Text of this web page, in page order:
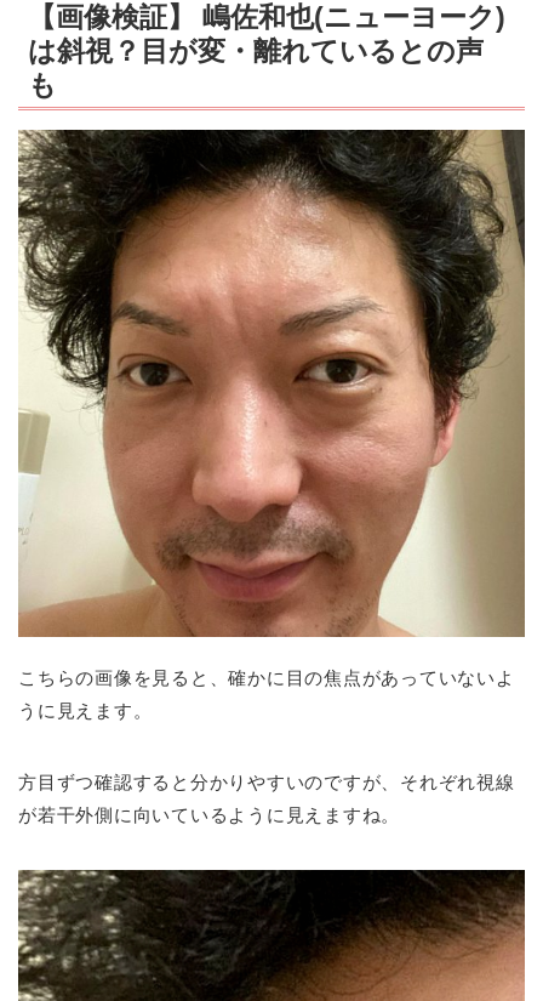
【画像検証】 嶋佐和也(ニューヨーク)
は斜視？目が変・離れているとの声
も
こちらの画像を見ると、確かに目の焦点があっていないよ
うに見えます。
方目ずつ確認すると分かりやすいのですが、それぞれ視線
が若干外側に向いているように見えますね。